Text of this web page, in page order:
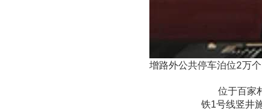
增路外公共停车泊位2万个
位于百家村
铁1号线竖井